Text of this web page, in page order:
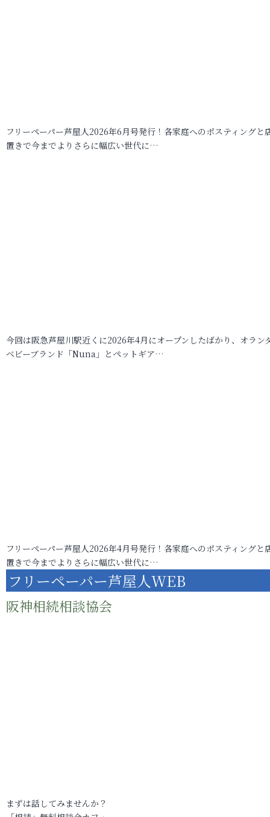
フリーペーパー芦屋人2026年6月号発行！各家庭へのポスティングと
置きで今までよりさらに幅広い世代に…
今回は阪急芦屋川駅近くに2026年4月にオープンしたばかり、オラン
ベビーブランド「Nuna」とペットギア…
フリーペーパー芦屋人2026年4月号発行！各家庭へのポスティングと
置きで今までよりさらに幅広い世代に…
フリーペーパー芦屋人WEB
阪神相続相談協会
まずは話してみませんか？